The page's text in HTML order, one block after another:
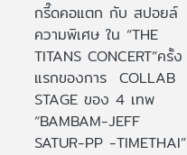
กรี๊ดคอแตก กับ สปอยล์
ความพิเศษ ใน “THE
TITANS CONCERT”ครั้ง
แรกของการ COLLAB
STAGE ของ 4 เทพ
“BAMBAM-JEFF
SATUR-PP -TIMETHAI”